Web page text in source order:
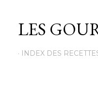
LES
INDEX DES